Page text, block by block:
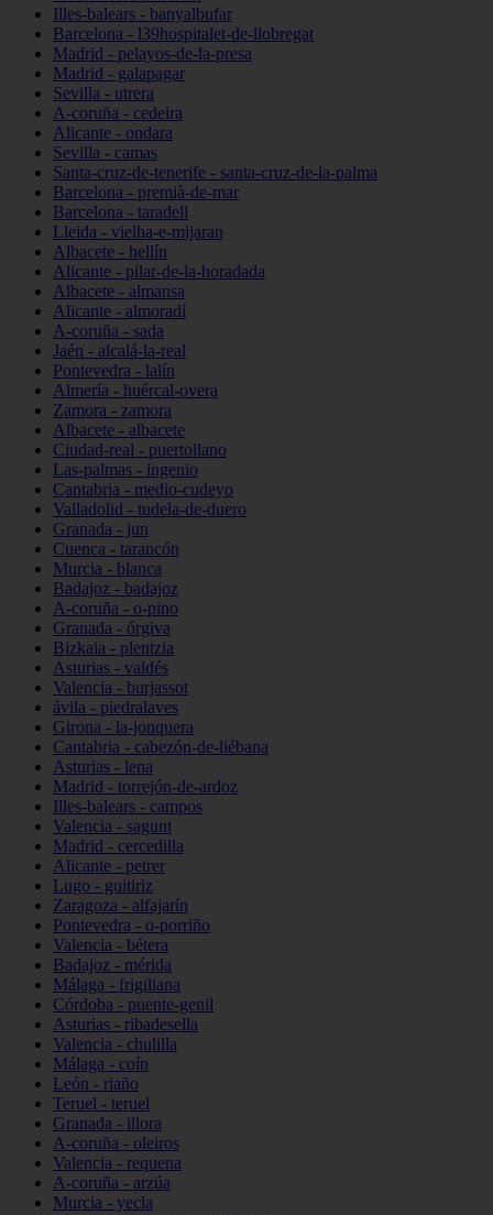
Illes-balears - banyalbufar
Barcelona - l39hospitalet-de-llobregat
Madrid - pelayos-de-la-presa
Madrid - galapagar
Sevilla - utrera
A-coruña - cedeira
Alicante - ondara
Sevilla - camas
Santa-cruz-de-tenerife - santa-cruz-de-la-palma
Barcelona - premià-de-mar
Barcelona - taradell
Lleida - vielha-e-mijaran
Albacete - hellín
Alicante - pilar-de-la-horadada
Albacete - almansa
Alicante - almoradí
A-coruña - sada
Jaén - alcalá-la-real
Pontevedra - lalín
Almería - huércal-overa
Zamora - zamora
Albacete - albacete
Ciudad-real - puertollano
Las-palmas - ingenio
Cantabria - medio-cudeyo
Valladolid - tudela-de-duero
Granada - jun
Cuenca - tarancón
Murcia - blanca
Badajoz - badajoz
A-coruña - o-pino
Granada - órgiva
Bizkaia - plentzia
Asturias - valdés
Valencia - burjassot
ávila - piedralaves
Girona - la-jonquera
Cantabria - cabezón-de-liébana
Asturias - lena
Madrid - torrejón-de-ardoz
Illes-balears - campos
Valencia - sagunt
Madrid - cercedilla
Alicante - petrer
Lugo - guitiriz
Zaragoza - alfajarín
Pontevedra - o-porriño
Valencia - bétera
Badajoz - mérida
Málaga - frigiliana
Córdoba - puente-genil
Asturias - ribadesella
Valencia - chulilla
Málaga - coín
León - riaño
Teruel - teruel
Granada - illora
A-coruña - oleiros
Valencia - requena
A-coruña - arzúa
Murcia - yecla